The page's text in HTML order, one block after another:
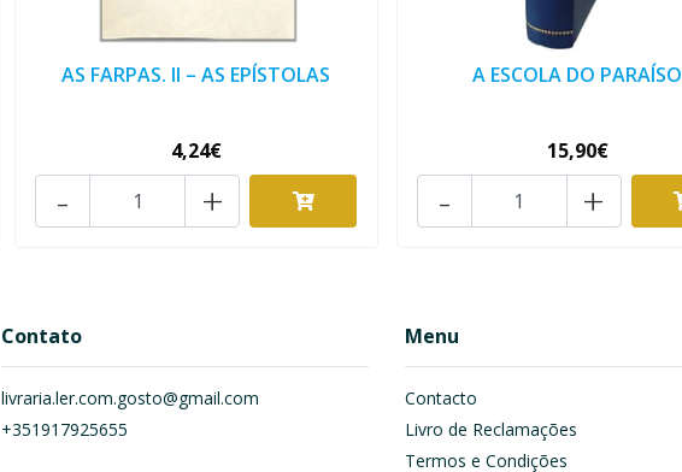
AS FARPAS. II – AS EPÍSTOLAS
4,24€
+
-
A ESCOLA DO PARAÍSO
15,90€
+
-
Contato
livraria.ler.com.gosto@gmail.com
+351917925655
Menu
Contacto
Livro de Reclamações
Termos e Condições